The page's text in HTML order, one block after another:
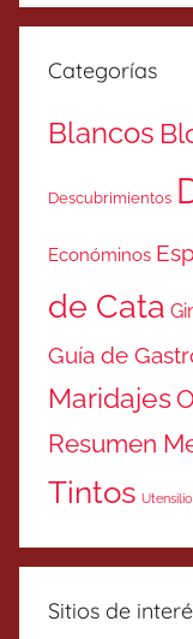
Categorías
Blancos
Descubrimientos
Económinos
de Cata
Guía de
Maridajes
Resumen
Tintos
Sitios de